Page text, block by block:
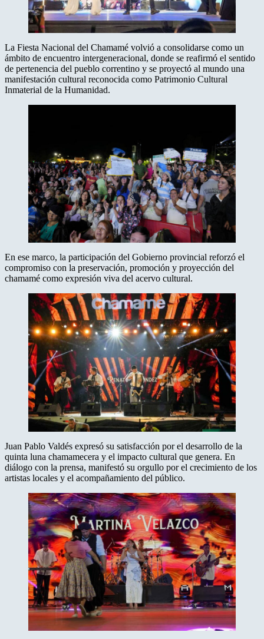
La Fiesta Nacional del Chamamé volvió a consolidarse como un
ámbito de encuentro intergeneracional, donde se reafirmó el sentido
de pertenencia del pueblo correntino y se proyectó al mundo una
manifestación cultural reconocida como Patrimonio Cultural
Inmaterial de la Humanidad.
En ese marco, la participación del Gobierno provincial reforzó el
compromiso con la preservación, promoción y proyección del
chamamé como expresión viva del acervo cultural.
Juan Pablo Valdés expresó su satisfacción por el desarrollo de la
quinta luna chamamecera y el impacto cultural que genera. En
diálogo con la prensa, manifestó su orgullo por el crecimiento de los
artistas locales y el acompañamiento del público.